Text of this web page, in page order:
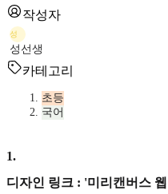
작성자
성
성선생
카테고리
초등
국어
1.
디자인 링크 : '미리캔버스